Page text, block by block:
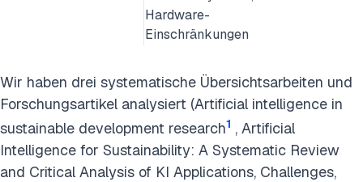
Hardware-
Einschränkungen
Wir haben drei systematische Übersichtsarbeiten und
Forschungsartikel analysiert (Artificial intelligence in
sustainable development research1 , Artificial
Intelligence for Sustainability: A Systematic Review
and Critical Analysis of KI Applications, Challenges,